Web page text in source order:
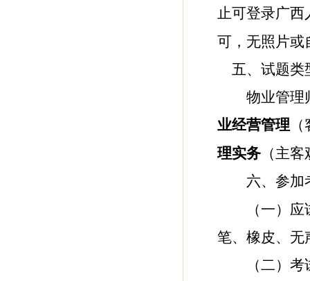
止可登录广西
可，无照片或
五、试题类
物业管理
业经营管理
理实务（主客
六、参加
（一）
笔、橡皮、无
（二）考